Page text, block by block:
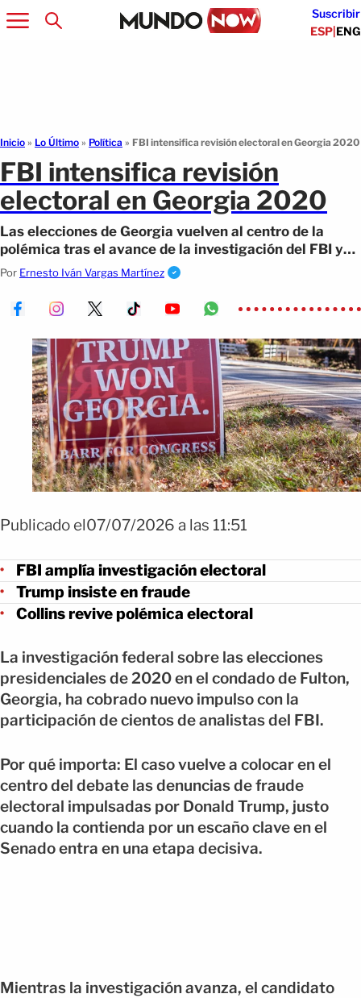
Suscribir
ESP|ENG
Inicio » Lo Último » Política » FBI intensifica revisión electoral en Georgia 2020
FBI intensifica revisión
electoral en Georgia 2020
Las elecciones de Georgia vuelven al centro de la
polémica tras el avance de la investigación del FBI y
las nuevas declaraciones de Trump.
Por Ernesto Iván Vargas Martínez
Publicado el07/07/2026 a las 11:51
FBI amplía investigación electoral
Trump insiste en fraude
Collins revive polémica electoral
La investigación federal sobre las elecciones
presidenciales de 2020 en el condado de Fulton,
Georgia, ha cobrado nuevo impulso con la
participación de cientos de analistas del FBI.
Por qué importa: El caso vuelve a colocar en el
centro del debate las denuncias de fraude
electoral impulsadas por Donald Trump, justo
cuando la contienda por un escaño clave en el
Senado entra en una etapa decisiva.
Mientras la investigación avanza, el candidato